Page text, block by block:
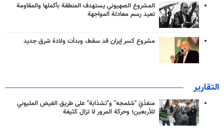
المشروع الصهيوني يستهدف المنطقة بأكملها والمقاومة
تعيد رسم معادلة المواجهة
مشروع كسر إيران قد سقط، وبدأت ولادة شرق جديد
التقارير
منفذَيّ "شلمجه" و"تشذابة" على طريق الفيض المليوني
للأربعين؛ وحركة المرور لا تزال كثيفة